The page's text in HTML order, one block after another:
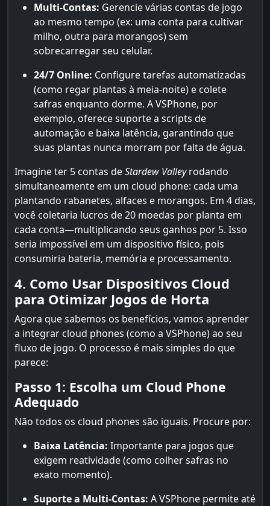
Multi-Contas: Gerencie várias contas de jogo
ao mesmo tempo (ex: uma conta para cultivar
milho, outra para morangos) sem
sobrecarregar seu celular.
24/7 Online: Configure tarefas automatizadas
(como regar plantas à meia-noite) e colete
safras enquanto dorme. A VSPhone, por
exemplo, oferece suporte a scripts de
automação e baixa latência, garantindo que
suas plantas nunca morram por falta de água.
Imagine ter 5 contas deStardew Valleyrodando
simultaneamente em um cloud phone: cada uma
plantando rabanetes, alfaces e morangos. Em 4 dias,
você coletaria lucros de 20 moedas por planta em
cada conta—multiplicando seus ganhos por 5. Isso
seria impossível em um dispositivo físico, pois
consumiria bateria, memória e processamento.
4. Como Usar Dispositivos Cloud
para Otimizar Jogos de Horta
Agora que sabemos os benefícios, vamos aprender
a integrar cloud phones (como a VSPhone) ao seu
fluxo de jogo. O processo é mais simples do que
parece:
Passo 1: Escolha um Cloud Phone
Adequado
Não todos os cloud phones são iguais. Procure por:
Baixa Latência: Importante para jogos que
exigem reatividade (como colher safras no
exato momento).
Suporte a Multi-Contas: A VSPhone permite até